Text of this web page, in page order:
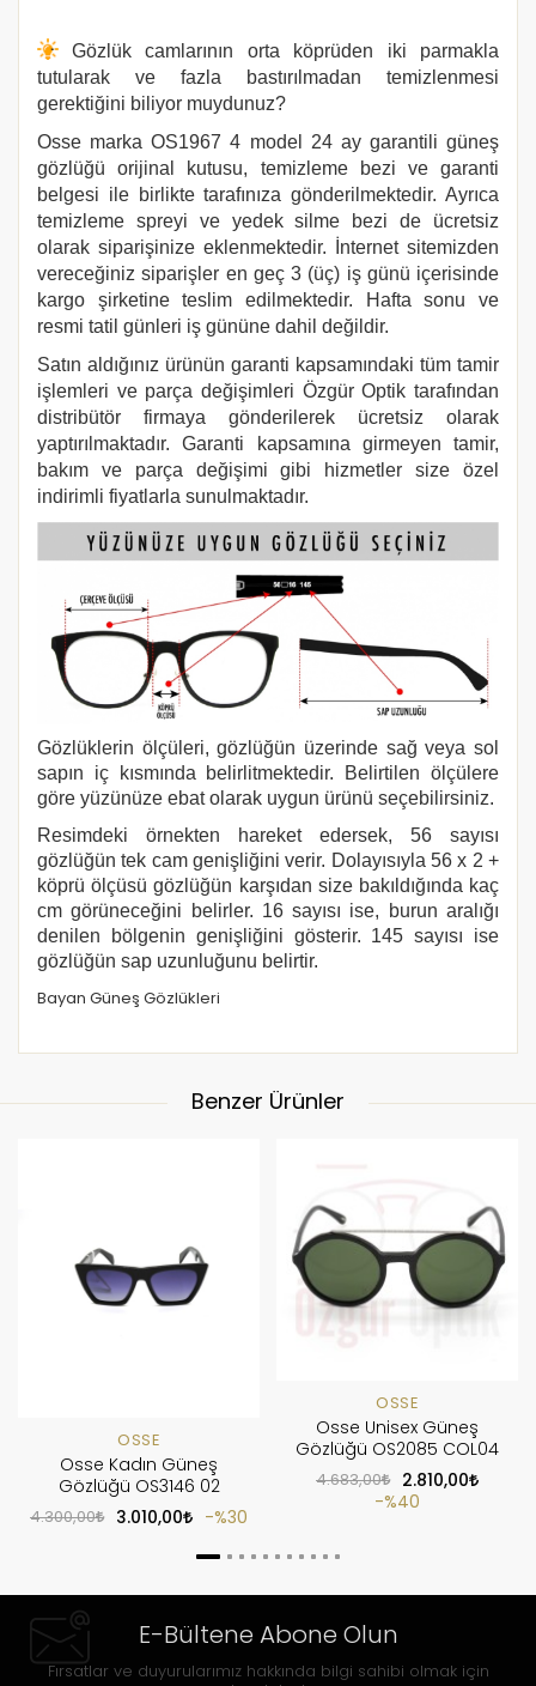
Gözlük camlarının orta köprüden iki parmakla
tutularak ve fazla bastırılmadan temizlenmesi
gerektiğini biliyor muydunuz?
Osse markaOS1967 4 model 24 ay garantili güneş
gözlüğü orijinal kutusu, temizleme bezi ve garanti
belgesi ile birlikte tarafınıza gönderilmektedir. Ayrıca
temizleme spreyi ve yedek silme bezi de ücretsiz
olarak siparişinize eklenmektedir. İnternet sitemizden
vereceğiniz siparişler en geç 3 (üç) iş günü içerisinde
kargo şirketine teslim edilmektedir. Hafta sonu ve
resmi tatil günleri iş gününe dahil değildir.
Satın aldığınız ürünün garanti kapsamındaki tüm tamir
işlemleri ve parça değişimleri Özgür Optik tarafından
distribütör firmaya gönderilerek ücretsiz olarak
yaptırılmaktadır. Garanti kapsamına girmeyen tamir,
bakım ve parça değişimi gibi hizmetler size özel
indirimli fiyatlarla sunulmaktadır.
Gözlüklerin ölçüleri, gözlüğün üzerinde sağ veya sol
sapın iç kısmında belirlitmektedir. Belirtilen ölçülere
göre yüzünüze ebat olarak uygun ürünü seçebilirsiniz.
Resimdeki örnekten hareket edersek, 56 sayısı
gözlüğün tek cam genişliğini verir. Dolayısıyla 56 x 2 +
köprü ölçüsü gözlüğün karşıdan size bakıldığında kaç
cm görüneceğini belirler. 16 sayısı ise, burun aralığı
denilen bölgenin genişliğini gösterir. 145 sayısı ise
gözlüğün sap uzunluğunu belirtir.
Bayan Güneş Gözlükleri
Benzer Ürünler
OSSE
Osse Kadın Güneş
Gözlüğü OS3146 02
4.300,00 3.010,00 %30
OSSE
Osse Unisex Güneş
Gözlüğü OS2085 COL04
4.683,00
2.810,00
%40
E-Bültene Abone Olun
Fırsatlar ve duyurularımız hakkında bilgi sahibi olmak için